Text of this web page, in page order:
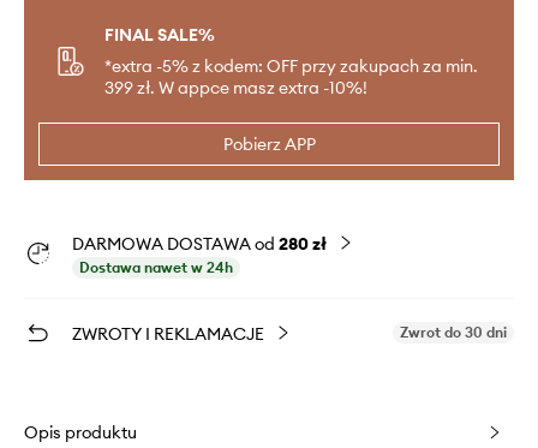
FINAL SALE%
*extra -5% z kodem: OFF przy zakupach za min.
399 zł. W appce masz extra -10%!
Pobierz APP
DARMOWA DOSTAWA od 280 zł
Dostawa nawet w 24h
ZWROTY I REKLAMACJE Zwrot do 30 dni
Opis produktu